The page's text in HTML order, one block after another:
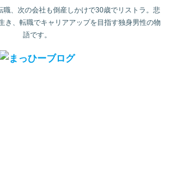
職、次の会社も倒産しかけで30歳でリストラ。悲
き、転職でキャリアアップを目指す独身男性の物
語です。